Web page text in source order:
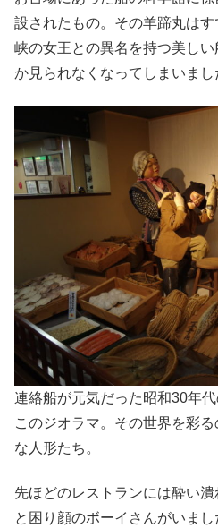
設されたもの。その羊蹄丸は
峡の女王との異名を持つ美し
か見られなくなってしまいまし
連絡船が元気だった昭和30年
このジオラマ。その世界を彩
な人形たち。
先ほどのレストランには酔い
と困り顔のボーイさんがいま